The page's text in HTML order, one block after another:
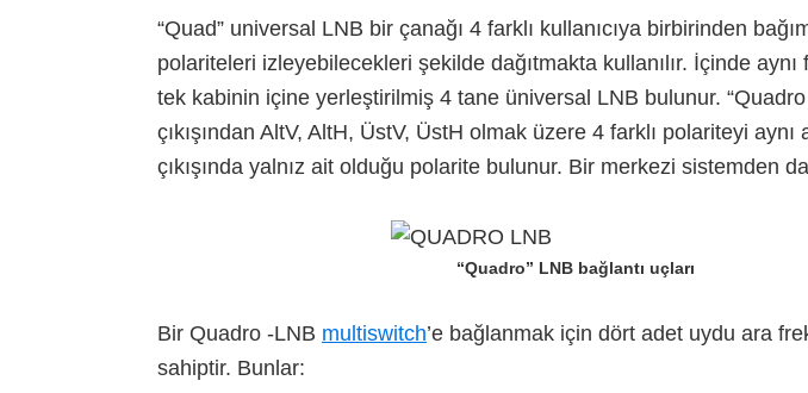
“Quad” universal LNB bir çanağı 4 farklı kullanıcıya birbirinden
polariteleri izleyebilecekleri şekilde dağıtmakta kullanılır. İçinde aynı
tek kabinin içine yerleştirilmiş 4 tane üniversal LNB bulunur.
çıkışından AltV, AltH, ÜstV, ÜstH olmak üzere 4 farklı polariteyi aynı
çıkışında yalnız ait olduğu polarite bulunur. Bir merkezi sistemden
“Quadro” LNB bağlantı uçları
Bir Quadro -LNB multiswitch’e bağlanmak için dört adet uydu ara
sahiptir. Bunlar: